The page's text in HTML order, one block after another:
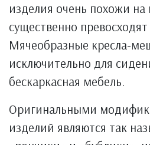
изделия очень похожи
существенно
Мячеобразные кресла-
исключительно для
бескаркасная мебель.
Оригинальными
изделий являются так